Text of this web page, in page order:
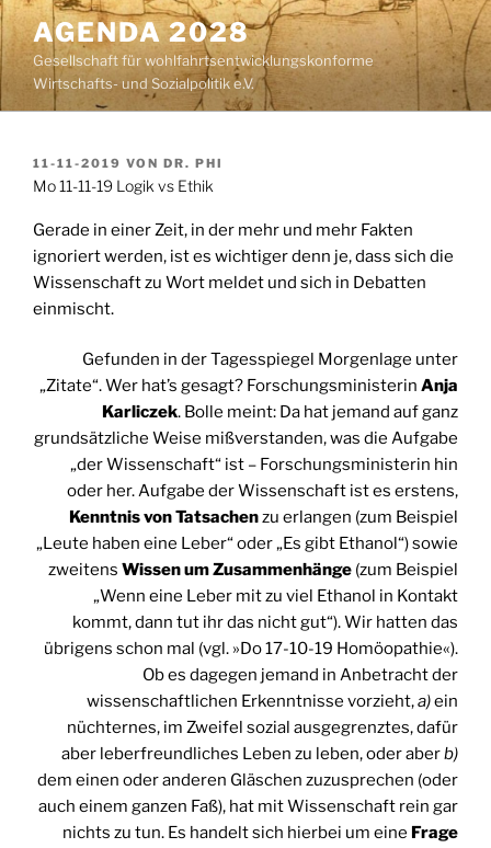
Zum
Inhalt
springen
AGENDA 2028
Gesellschaft für wohlfahrtsentwicklungskonforme
Wirtschafts- und Sozialpolitik e.V.
VERÖFFENTLICHT
AM
11-11-2019 VON DR. PHI
Mo 11-11-19 Logik vs Ethik
Gerade in einer Zeit, in der mehr und mehr Fakten
ignoriert werden, ist es wichtiger denn je, dass sich die
Wissenschaft zu Wort meldet und sich in Debatten
einmischt.
Gefunden in der Tagesspiegel Morgenlage unter
„Zitate“. Wer hat’s gesagt? Forschungsministerin Anja
Karliczek. Bolle meint: Da hat jemand auf ganz
grundsätzliche Weise mißverstanden, was die Aufgabe
„der Wissenschaft“ ist – Forschungsministerin hin
oder her. Aufgabe der Wissenschaft ist es erstens,
Kenntnis von Tatsachenzu erlangen (zum Beispiel
„Leute haben eine Leber“ oder „Es gibt Ethanol“) sowie
zweitens Wissen um Zusammenhänge (zum Beispiel
„Wenn eine Leber mit zu viel Ethanol in Kontakt
kommt, dann tut ihr das nicht gut“). Wir hatten das
übrigens schon mal (vgl. »Do 17-10-19 Homöopathie«).
Ob es dagegen jemand in Anbetracht der
wissenschaftlichen Erkenntnisse vorzieht,a)ein
nüchternes, im Zweifel sozial ausgegrenztes, dafür
aber leberfreundliches Leben zu leben, oder aberb)
dem einen oder anderen Gläschen zuzusprechen (oder
auch einem ganzen Faß), hat mit Wissenschaft rein gar
nichts zu tun. Es handelt sich hierbei um eine Frage